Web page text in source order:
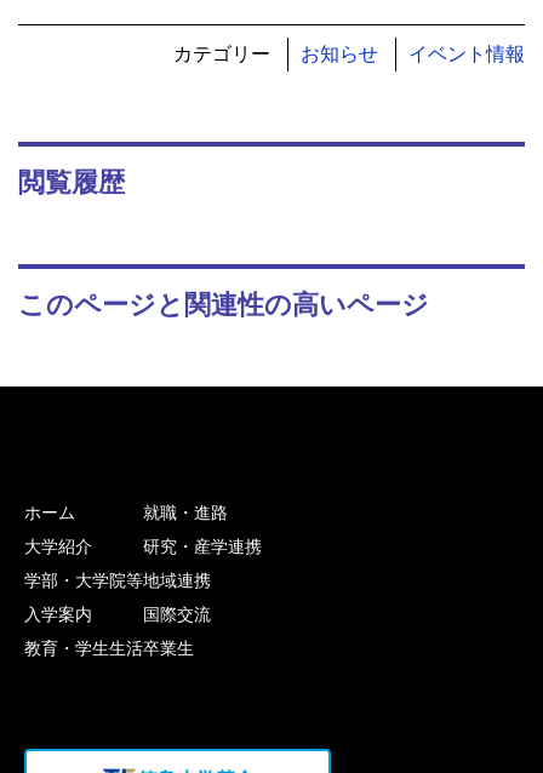
カテゴリー お知らせ イベント情報
閲覧履歴
このページと関連性の高いページ
ホーム
大学紹介
学部・大学院等
入学案内
教育・学生生活
就職・進路
研究・産学連携
地域連携
国際交流
卒業生